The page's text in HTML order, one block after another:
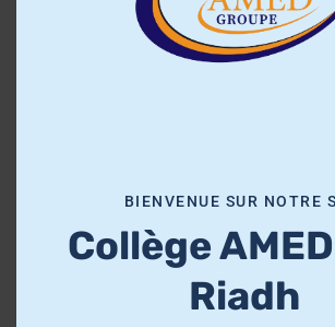
Le Collège AMED Riadh est
simple établissement scolaire.
d’apprentissage,
BIENVENUE SUR NOTRE
Collège
Riadh